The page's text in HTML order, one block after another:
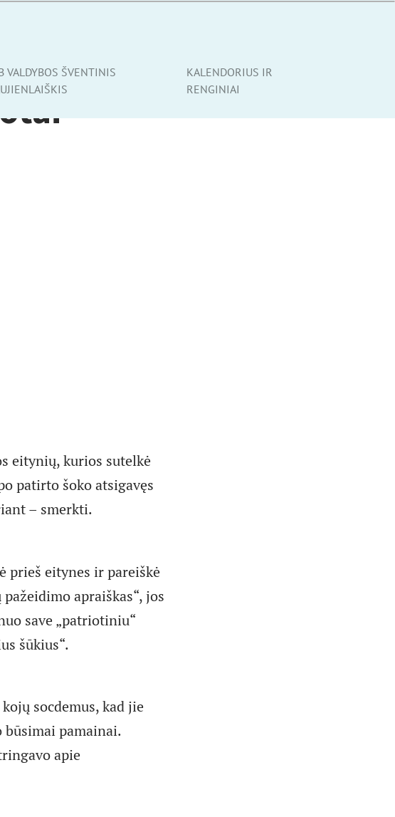
VALDYBOS ŠVENTINIS
KALENDORIUS IR
RENGINIAI
eitynių, kurios sutelkė
patirto šoko atsigavęs
– smerkti.
prieš eitynes ir pareiškė
apraiškas“, jos
save „patriotiniu“
šūkius“.
socdemus, kad jie
būsimai pamainai.
apie